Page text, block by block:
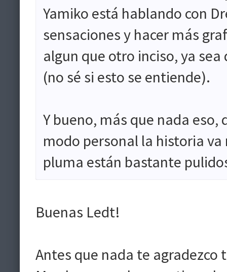
Yamiko está hablando con
sensaciones y hacer más
algun que otro inciso, ya
(no sé si esto se entiende).
Y bueno, más que nada
modo personal la historia
pluma están bastante
Buenas Ledt!
Antes que nada te